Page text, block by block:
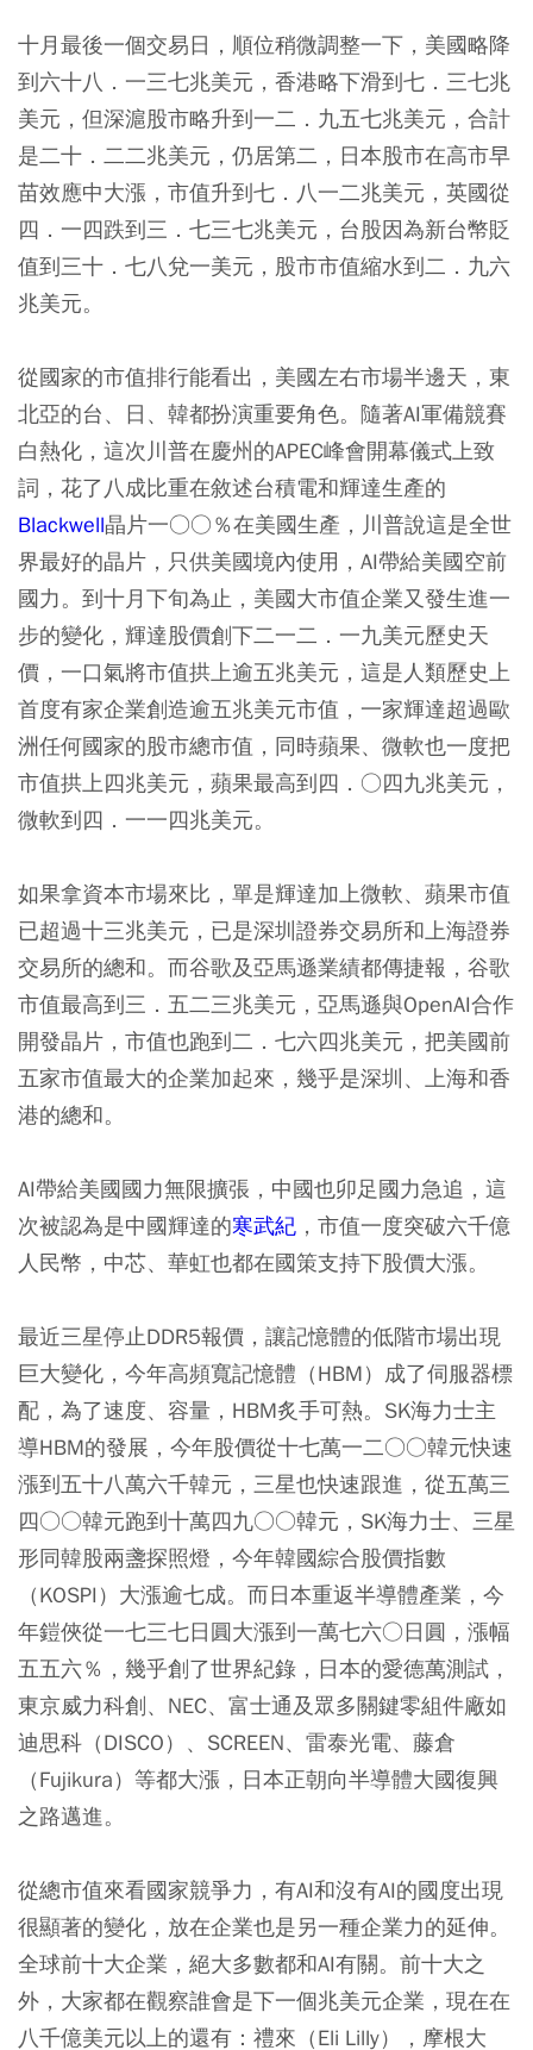
十月最後一個交易日，順位稍微調整一下，美國略降
到六十八．一三七兆美元，香港略下滑到七．三七兆
美元，但深滬股市略升到一二．九五七兆美元，合計
是二十．二二兆美元，仍居第二，日本股市在高市早
苗效應中大漲，市值升到七．八一二兆美元，英國從
四．一四跌到三．七三七兆美元，台股因為新台幣貶
值到三十．七八兌一美元，股市市值縮水到二．九六
兆美元。
從國家的市值排行能看出，美國左右市場半邊天，東
北亞的台、日、韓都扮演重要角色。隨著AI軍備競賽
白熱化，這次川普在慶州的APEC峰會開幕儀式上致
詞，花了八成比重在敘述台積電和輝達生產的
Blackwell晶片一○○％在美國生產，川普說這是全世
界最好的晶片，只供美國境內使用，AI帶給美國空前
國力。到十月下旬為止，美國大市值企業又發生進一
步的變化，輝達股價創下二一二．一九美元歷史天
價，一口氣將市值拱上逾五兆美元，這是人類歷史上
首度有家企業創造逾五兆美元市值，一家輝達超過歐
洲任何國家的股市總市值，同時蘋果、微軟也一度把
市值拱上四兆美元，蘋果最高到四．○四九兆美元，
微軟到四．一一四兆美元。
如果拿資本市場來比，單是輝達加上微軟、蘋果市值
已超過十三兆美元，已是深圳證券交易所和上海證券
交易所的總和。而谷歌及亞馬遜業績都傳捷報，谷歌
市值最高到三．五二三兆美元，亞馬遜與OpenAI合作
開發晶片，市值也跑到二．七六四兆美元，把美國前
五家市值最大的企業加起來，幾乎是深圳、上海和香
港的總和。
AI帶給美國國力無限擴張，中國也卯足國力急追，這
次被認為是中國輝達的寒武紀 ，市值一度突破六千億
人民幣，中芯、華虹也都在國策支持下股價大漲。
最近三星停止DDR5報價，讓記憶體的低階市場出現
巨大變化，今年高頻寬記憶體（HBM）成了伺服器標
配，為了速度、容量，HBM炙手可熱。SK海力士主
導HBM的發展，今年股價從十七萬一二○○韓元快速
漲到五十八萬六千韓元，三星也快速跟進，從五萬三
四○○韓元跑到十萬四九○○韓元，SK海力士、三星
形同韓股兩盞探照燈，今年韓國綜合股價指數
（KOSPI）大漲逾七成。而日本重返半導體產業，今
年鎧俠從一七三七日圓大漲到一萬七六○日圓，漲幅
五五六％，幾乎創了世界紀錄，日本的愛德萬測試，
東京威力科創、NEC、富士通及眾多關鍵零組件廠如
迪思科（DISCO）、SCREEN、雷泰光電、藤倉
（Fujikura）等都大漲，日本正朝向半導體大國復興
之路邁進。
從總市值來看國家競爭力，有AI和沒有AI的國度出現
很顯著的變化，放在企業也是另一種企業力的延伸。
全球前十大企業，絕大多數都和AI有關。前十大之
外，大家都在觀察誰會是下一個兆美元企業，現在在
八千億美元以上的還有：禮來（Eli Lilly），摩根大